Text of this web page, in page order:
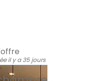
il y a 35 jours